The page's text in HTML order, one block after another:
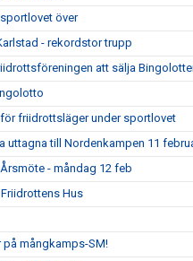
över
- rekordstor trupp
att sälja
friidrottsläger under sportlovet
uttagna till Nordenkampen 11
- måndag 12 feb
Hus
på mångkamps-SM!